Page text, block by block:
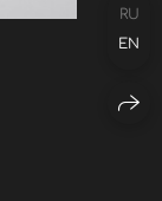
RU
EN